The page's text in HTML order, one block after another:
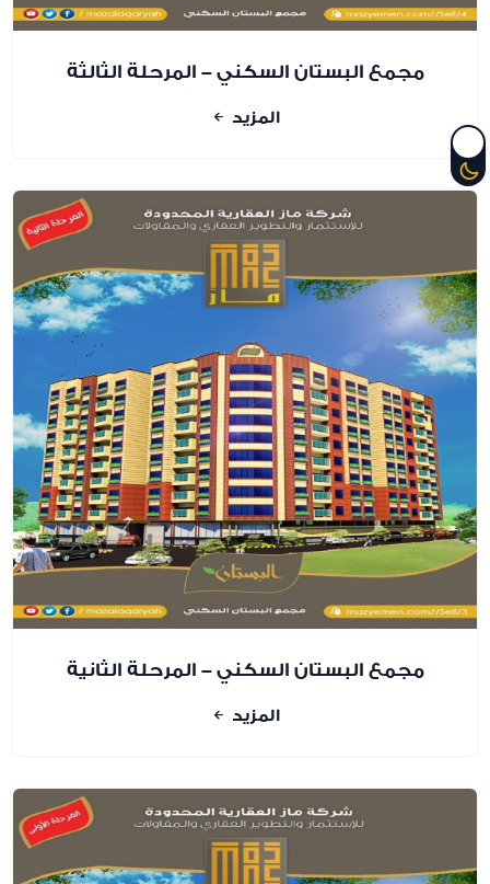
مجمع البستان السكني - المرحلة الثالثة
المزيد
مجمع البستان السكني - المرحلة الثانية
المزيد